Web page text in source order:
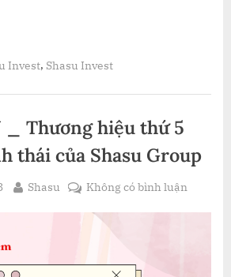
Invest, Shasu Invest
_ Thương hiệu thứ 5
thái của Shasu Group
By
Shasu Không có bình luậnở